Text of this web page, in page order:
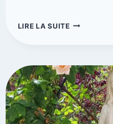
LIRE LA SUITE